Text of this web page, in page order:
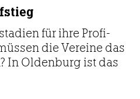
für ihre Profi-
die Vereine das
In Oldenburg ist das